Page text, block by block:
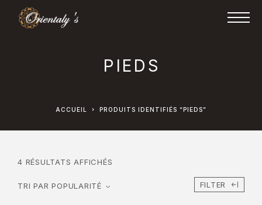
PIEDS
ACCUEIL PRODUITS IDENTIFIÉS “PIEDS”
4 RÉSULTATS AFFICHÉS
TRI PAR POPULARITÉ FILTER